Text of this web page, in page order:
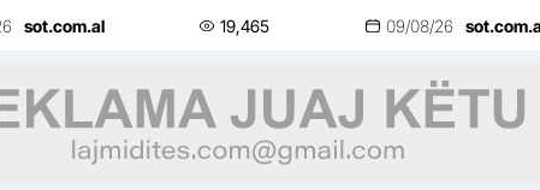
sot.com.al 19,465 09/08/26
kurrë